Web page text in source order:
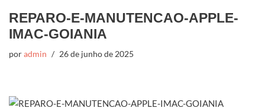
REPARO-E-MANUTENCAO-APPLE-
IMAC-GOIANIA
poradmin 26 de junho de 2025